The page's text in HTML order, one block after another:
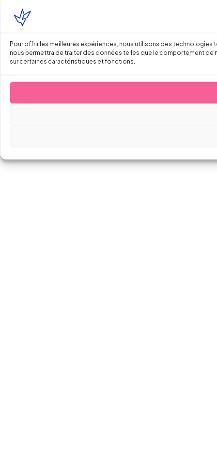
Pour offrir les meilleures expériences, nous utilisons des
nous permettra de traiter des données telles que le comportement de
sur certaines caractéristiques et fonctions.